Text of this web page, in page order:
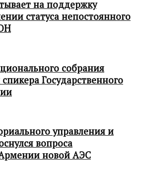
на поддержку
статуса непостоянного
собрания
Государственного
управления и
вопроса
Армении новой АЭС